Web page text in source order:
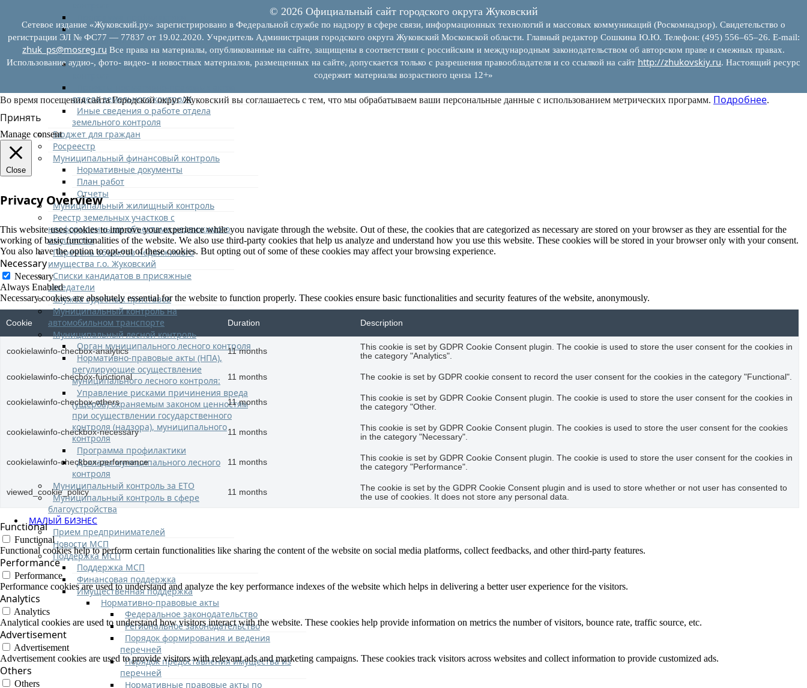
Перечень сведений и документов, которые
могут запрашиваться у контролируемого
лица
Доклады муниципального земельного
отдела земельного контроля
Иные сведения о работе отдела
земельного контроля
Бюджет для граждан
Росреестр
Муниципальный финансовый контроль
Нормативные документы
План работ
Отчеты
Муниципальный жилищный контроль
Реестр земельных участков с
неоформленными объектами недвижимого
имущества
Перечень объектов недвижимого
имущества г.о. Жуковский
Списки кандидатов в присяжные
заседатели
Служба судебных приставов
Муниципальный контроль на
автомобильном транспорте
Муниципальный лесной контроль
Орган муниципального лесного контроля
Нормативно-правовые акты (НПА),
регулирующие осуществление
муниципального лесного контроля:
Управление рисками причинения вреда
(ущерба) охраняемым законом ценностям
при осуществлении государственного
контроля (надзора), муниципального
контроля
Программа профилактики
Доклады муниципального лесного
контроля
Муниципальный контроль за ЕТО
Муниципальный контроль в сфере
благоустройства
МАЛЫЙ БИЗНЕС
Прием предпринимателей
Новости МСП
Поддержка МСП
Поддержка МСП
Финансовая поддержка
Имущественная поддержка
Нормативно-правовые акты
Федеральное законодательство
Региональное законодательство
Порядок формирования и ведения
перечней
Порядок предоставления имущества из
перечней
Нормативные правовые акты по
© 2026 Официальный сайт городского округа Жуковский
Сетевое издание «Жуковский.ру» зарегистрировано в Федеральной службе по надзору в сфере связи, информационных технологий и массовых коммуникаций (Роскомнадзор). Свидетельство о
регистрации ЭЛ № ФС77 — 77837 от 19.02.2020. Учредитель Администрация городского округа Жуковский Московской области. Главный редактор Сошкина Ю.Ю. Телефон: (495) 556–65–26. E‑mail:
zhuk_ps@mosreg.ru Все права на материалы, опубликованные на сайте, защищены в соответствии с российским и международным законодательством об авторском праве и смежных правах.
Использование аудио-, фото- видео- и новостных материалов, размещенных на сайте, допускается только с разрешения правообладателя и со ссылкой на сайт http://zhukovskiy.ru. Настоящий ресурс
содержит материалы возрастного ценза 12+»
Во время посещения сайта Городской округ Жуковский вы соглашаетесь с тем, что мы обрабатываем ваши персональные данные с использованием метрических программ. Подробнее.
Принять
Manage consent
Close
Privacy Overview
This website uses cookies to improve your experience while you navigate through the website. Out of these, the cookies that are categorized as necessary are stored on your browser as they are essential for the
working of basic functionalities of the website. We also use third-party cookies that help us analyze and understand how you use this website. These cookies will be stored in your browser only with your consent.
You also have the option to opt-out of these cookies. But opting out of some of these cookies may affect your browsing experience.
Necessary
Necessary
Always Enabled
Necessary cookies are absolutely essential for the website to function properly. These cookies ensure basic functionalities and security features of the website, anonymously.
Cookie Duration Description
cookielawinfo-checbox-analytics 11 months
This cookie is set by GDPR Cookie Consent plugin. The cookie is used to store the user consent for the cookies in
the category "Analytics".
cookielawinfo-checbox-functional 11 months The cookie is set by GDPR cookie consent to record the user consent for the cookies in the category "Functional".
cookielawinfo-checbox-others 11 months
This cookie is set by GDPR Cookie Consent plugin. The cookie is used to store the user consent for the cookies in
the category "Other.
cookielawinfo-checkbox-necessary 11 months
This cookie is set by GDPR Cookie Consent plugin. The cookies is used to store the user consent for the cookies
in the category "Necessary".
cookielawinfo-checkbox-performance 11 months
This cookie is set by GDPR Cookie Consent plugin. The cookie is used to store the user consent for the cookies in
the category "Performance".
viewed_cookie_policy 11 months
The cookie is set by the GDPR Cookie Consent plugin and is used to store whether or not user has consented to
the use of cookies. It does not store any personal data.
Functional
Functional
Functional cookies help to perform certain functionalities like sharing the content of the website on social media platforms, collect feedbacks, and other third-party features.
Performance
Performance
Performance cookies are used to understand and analyze the key performance indexes of the website which helps in delivering a better user experience for the visitors.
Analytics
Analytics
Analytical cookies are used to understand how visitors interact with the website. These cookies help provide information on metrics the number of visitors, bounce rate, traffic source, etc.
Advertisement
Advertisement
Advertisement cookies are used to provide visitors with relevant ads and marketing campaigns. These cookies track visitors across websites and collect information to provide customized ads.
Others
Others